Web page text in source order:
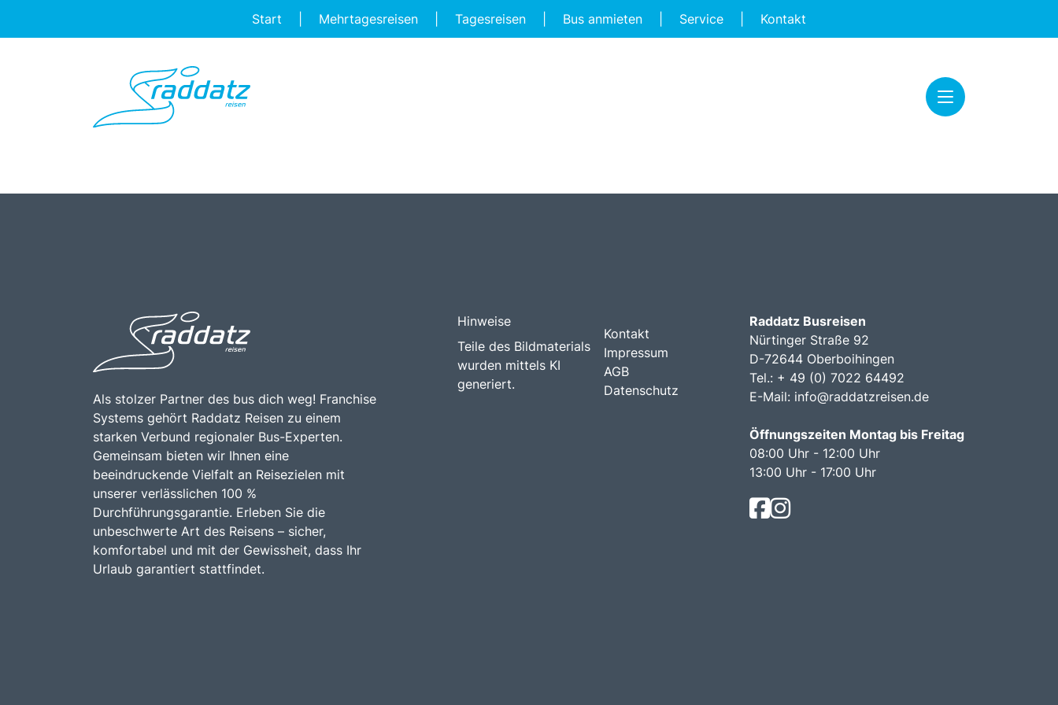
Start Mehrtagesreisen Tagesreisen Bus anmieten Service Kontakt
Als stolzer Partner des bus dich weg! Franchise
Systems gehört Raddatz Reisen zu einem
starken Verbund regionaler Bus-Experten.
Gemeinsam bieten wir Ihnen eine
beeindruckende Vielfalt an Reisezielen mit
unserer verlässlichen 100 %
Durchführungsgarantie. Erleben Sie die
unbeschwerte Art des Reisens – sicher,
komfortabel und mit der Gewissheit, dass Ihr
Urlaub garantiert stattfindet.
Hinweise
Teile des Bildmaterials
wurden mittels KI
generiert.
Kontakt
Impressum
AGB
Datenschutz
Raddatz Busreisen
Nürtinger Straße 92
D-72644 Oberboihingen
Tel.: + 49 (0) 7022 64492
E-Mail: info@raddatzreisen.de
Öffnungszeiten Montag bis Freitag
08:00 Uhr - 12:00 Uhr
13:00 Uhr - 17:00 Uhr